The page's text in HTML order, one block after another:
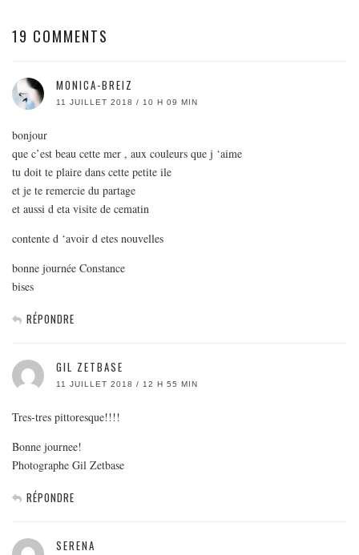
19 COMMENTS
MONICA-BREIZ
11 JUILLET 2018 / 10 H 09 MIN
bonjour
que c’est beau cette mer , aux couleurs que j ‘aime
tu doit te plaire dans cette petite ile
et je te remercie du partage
et aussi d eta visite de cematin
contente d ‘avoir d etes nouvelles
bonne journée Constance
bises
RÉPONDRE
GIL ZETBASE
11 JUILLET 2018 / 12 H 55 MIN
Tres-tres pittoresque!!!!
Bonne journee!
Photographe Gil Zetbase
RÉPONDRE
SERENA